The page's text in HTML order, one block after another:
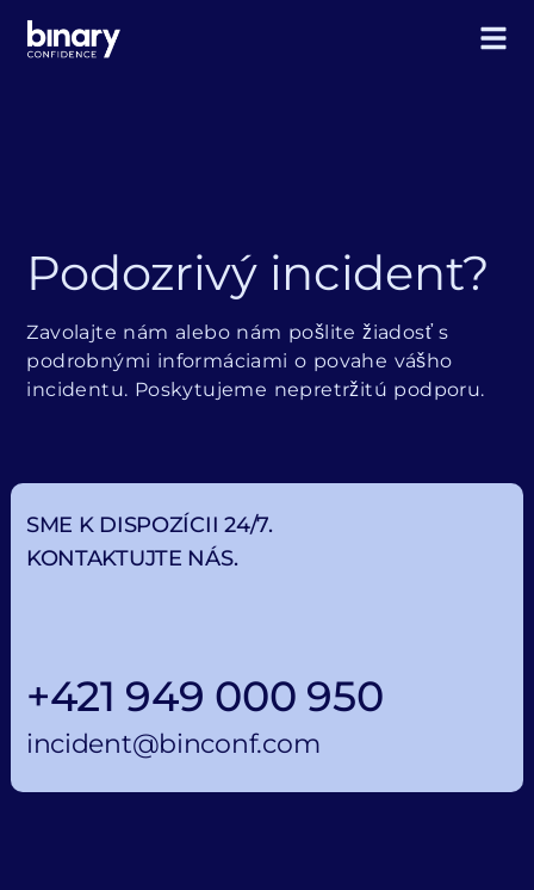
Podozrivý incident?
Zavolajte nám alebo nám pošlite žiadosť s
podrobnými informáciami o povahe vášho
incidentu. Poskytujeme nepretržitú podporu.
SME K DISPOZÍCII 24/7.
KONTAKTUJTE NÁS.
+421 949 000 950
incident@binconf.com